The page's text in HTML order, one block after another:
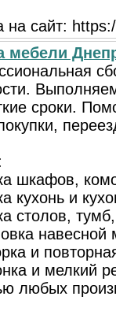
на сайт:
мебели
сроки.
шкафов,
кухонь и
столов,
и
и мелкий
любых